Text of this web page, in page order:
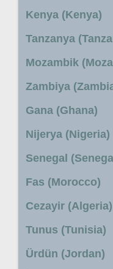
Kenya (Kenya)
Tanzanya
Mozambik
Zambiya
Gana (Ghana)
Nijerya (Nigeria)
Senegal
Fas (Morocco)
Cezayir (Algeria)
Tunus (Tunisia)
Ürdün (Jordan)